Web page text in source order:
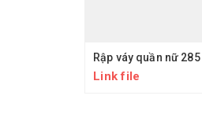
Rập váy quần nữ 285
Link file